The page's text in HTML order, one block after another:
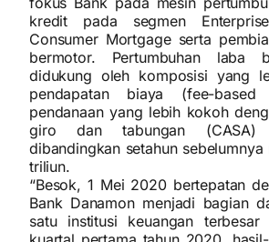
kredit pada segmen
Consumer Mortgage serta
bermotor. Pertumbuhan laba
didukung oleh komposisi yang
pendapatan biaya (fee-
pendanaan yang lebih kokoh
giro dan tabungan (CASA)
dibandingkan setahun
triliun.
“Besok, 1 Mei 2020 bertepatan
Bank Danamon menjadi bagian
satu institusi keuangan